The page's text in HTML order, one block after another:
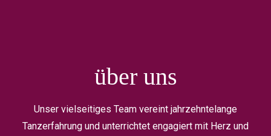
über uns
Unser vielseitiges Team vereint jahrzehntelange
Tanzerfahrung und unterrichtet engagiert mit Herz und